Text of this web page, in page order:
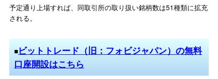
予定通り上場すれば、同取引所の取り扱い銘柄数は51種類に拡充
される。
■ビットトレード（旧：フォビジャパン）の無料
口座開設はこちら